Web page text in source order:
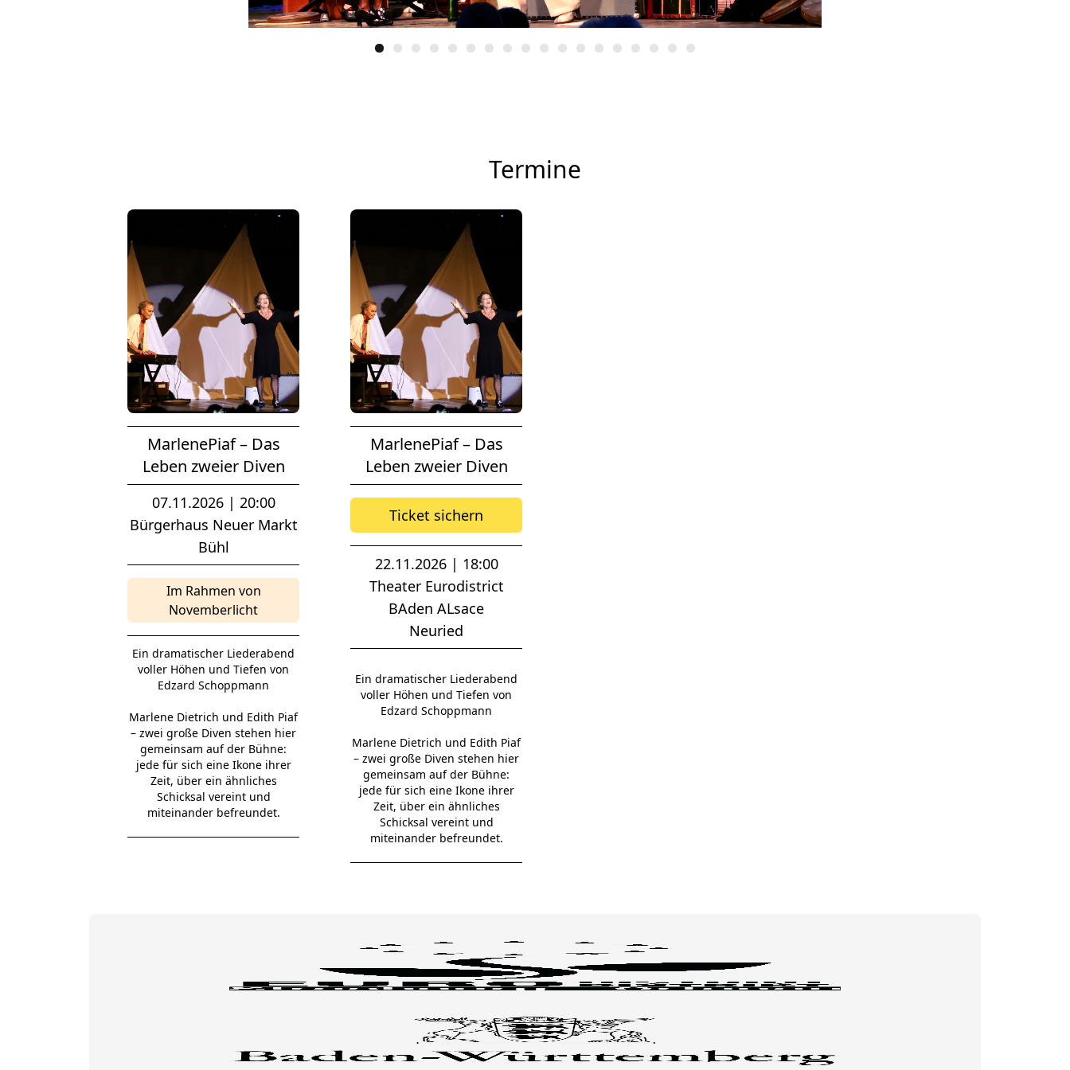
Termine
MarlenePiaf – Das
Leben zweier Diven
07.11.2026 | 20:00
Bürgerhaus Neuer Markt
Bühl
Im Rahmen von
Novemberlicht
Ein dramatischer Liederabend
voller Höhen und Tiefen von
Edzard Schoppmann
Marlene Dietrich und Edith Piaf
– zwei große Diven stehen hier
gemeinsam auf der Bühne:
jede für sich eine Ikone ihrer
Zeit, über ein ähnliches
Schicksal vereint und
miteinander befreundet.
MarlenePiaf – Das
Leben zweier Diven
Ticket sichern
22.11.2026 | 18:00
Theater Eurodistrict
BAden ALsace
Neuried
Ein dramatischer Liederabend
voller Höhen und Tiefen von
Edzard Schoppmann
Marlene Dietrich und Edith Piaf
– zwei große Diven stehen hier
gemeinsam auf der Bühne:
jede für sich eine Ikone ihrer
Zeit, über ein ähnliches
Schicksal vereint und
miteinander befreundet.